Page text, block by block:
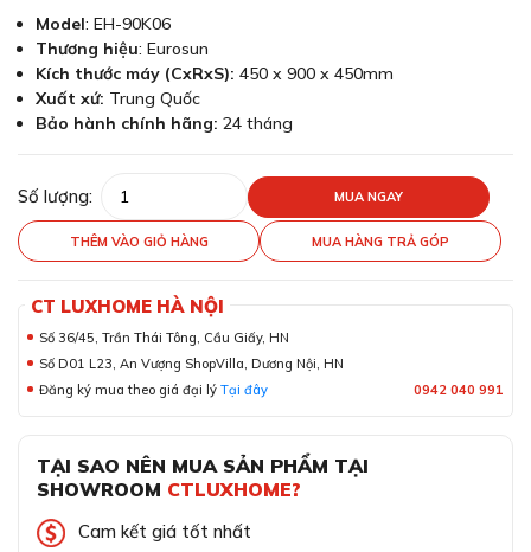
Model: EH-90K06
Thương hiệu: Eurosun
Kích thước máy (CxRxS): 450 x 900 x 450mm
Xuất xứ: Trung Quốc
Bảo hành chính hãng: 24 tháng
Số lượng: MUA NGAY
THÊM VÀO GIỎ HÀNG MUA HÀNG TRẢ GÓP
CT LUXHOME HÀ NỘI
Số 36/45, Trần Thái Tông, Cầu Giấy, HN
Số D01 L23, An Vượng ShopVilla, Dương Nội, HN
Đăng ký mua theo giá đại lý Tại đây 0942 040 991
TẠI SAO NÊN MUA SẢN PHẨM TẠI
SHOWROOM CTLUXHOME?
Cam kết giá tốt nhất